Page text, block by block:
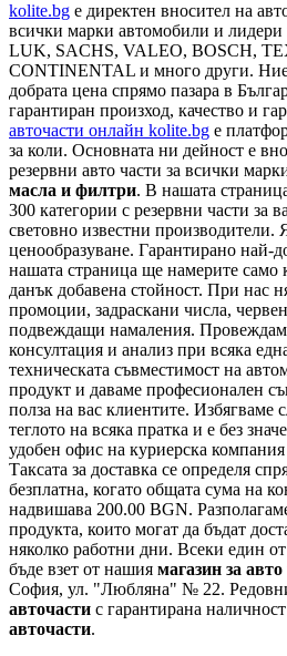
kolite.bg e директен вносител на
всички марки автомобили и лидери
LUK, SACHS, VALEO, BOSCH,
CONTINENTAL и много други.
добрата цена спрямо пазара в
гарантиран произход, качество и
авточасти онлайн kolite.bg е
за коли. Основната ни дейност е
резервни авто части за всички
масла и филтри. В нашата
300 категории с резервни части за
световно известни производители.
ценообразуване. Гарантирано най-
нашата страница ще намерите
данък добавена стойност. При нас
промоции, задраскани числа,
подвеждащи намаления.
консултация и анализ при всяка
техническата съвместимост на
продукт и даваме професионален
полза на вас клиентите. Избягваме
теглото на всяка пратка и е без
удобен офис на куриерска
Таксата за доставка се определя
безплатна, когато общата сума на
надвишава 200.00 BGN.
продукта, които могат да бъдат
няколко работни дни. Всеки един
бъде взет от нашия магазин за авто
София, ул. "Любляна" № 22.
авточасти с гарантирана
авточасти.